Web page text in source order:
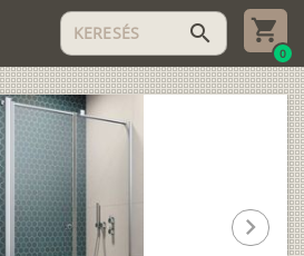
search
0
chevron_right